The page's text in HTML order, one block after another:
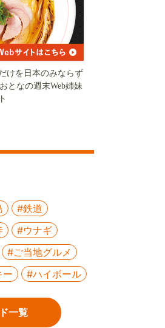
けを日本のみならず
となの週末Web姉妹
#鉄道
#ウナギ
#ご当地グルメ
ー #ハイボール
一覧